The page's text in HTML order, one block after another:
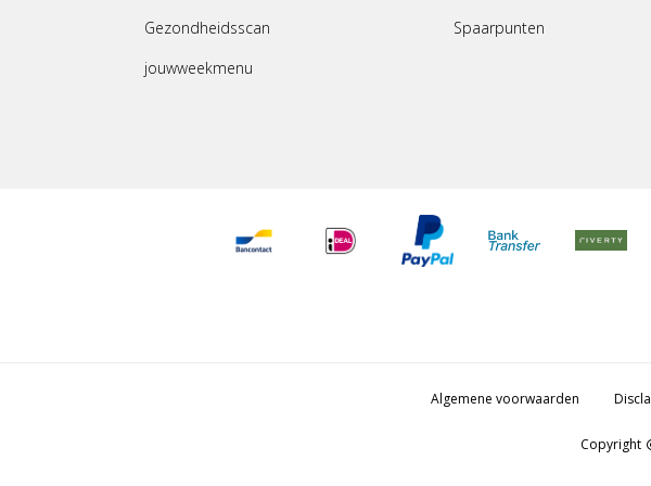
Gezondheidsscan
jouwweekmenu
Spaarpunten
Algemene voorwaarden
Copyright